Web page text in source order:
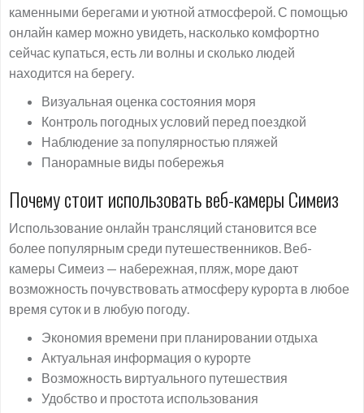
каменными берегами и уютной атмосферой. С помощью
онлайн камер можно увидеть, насколько комфортно
сейчас купаться, есть ли волны и сколько людей
находится на берегу.
Визуальная оценка состояния моря
Контроль погодных условий перед поездкой
Наблюдение за популярностью пляжей
Панорамные виды побережья
Почему стоит использовать веб-камеры Симеиз
Использование онлайн трансляций становится все
более популярным среди путешественников. Веб-
камеры Симеиз — набережная, пляж, море дают
возможность почувствовать атмосферу курорта в любое
время суток и в любую погоду.
Экономия времени при планировании отдыха
Актуальная информация о курорте
Возможность виртуального путешествия
Удобство и простота использования